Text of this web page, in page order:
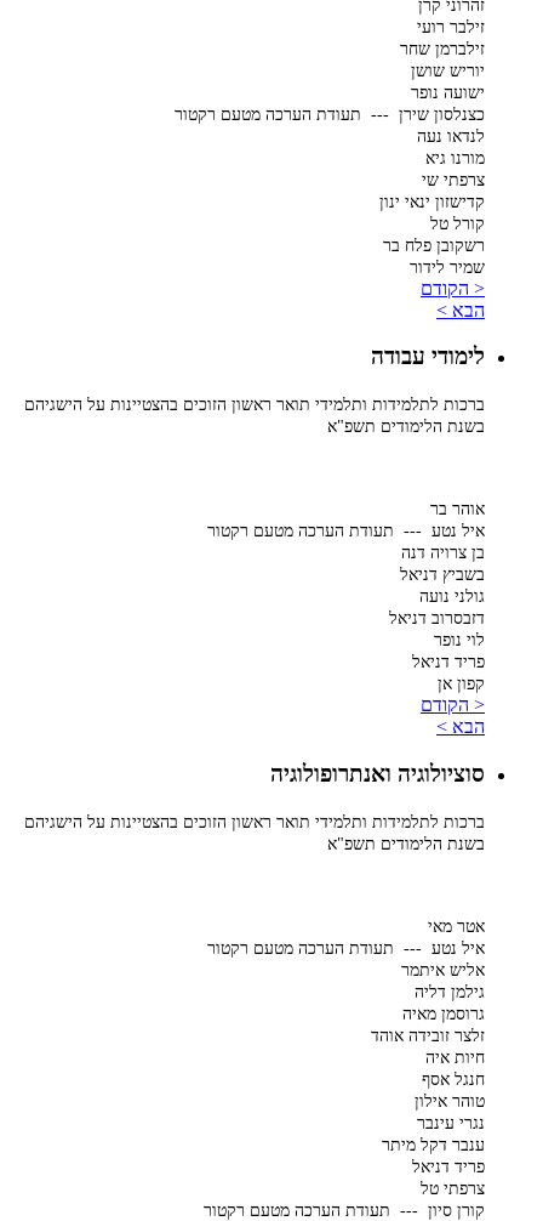
זהרוני קרן
זילבר רועי
זילברמן שחר
יוריש שושן
ישועה נופר
כצנלסון שירן --- תעודת הערכה מטעם רקטור
לנדאו נעה
מורנו גיא
צרפתי שי
קדישזון ינאי ינון
קורל טל
רשקובן פלח בר
שמיר לידור
< הקודם
הבא >
לימודי עבודה
ברכות לתלמידות ותלמידי תואר ראשון הזוכים בהצטיינות על הישגיהם
בשנת הלימודים תשפ"א
אוהר בר
איל נטע --- תעודת הערכה מטעם רקטור
בן צרויה דנה
בשביץ דניאל
גולני נועה
דזבסרוב דניאל
לוי נופר
פריד דניאל
קפון אן
< הקודם
הבא >
סוציולוגיה ואנתרופולוגיה
ברכות לתלמידות ותלמידי תואר ראשון הזוכים בהצטיינות על הישגיהם
בשנת הלימודים תשפ"א
אטר מאי
איל נטע --- תעודת הערכה מטעם רקטור
אליש איתמר
גילמן דליה
גרוסמן מאיה
זלצר זובידה אוהד
חיות איה
חנגל אסף
טוהר אילון
נגרי עינבר
ענבר דקל מיתר
פריד דניאל
צרפתי טל
קורן סיון --- תעודת הערכה מטעם רקטור